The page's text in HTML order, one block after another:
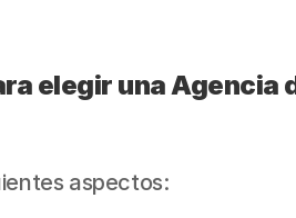
elegir una Agencia
aspectos: